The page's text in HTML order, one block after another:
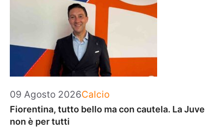
09 Agosto 2026Categorie
Calcio
Fiorentina, tutto bello ma con cautela. La Juve
non è per tutti